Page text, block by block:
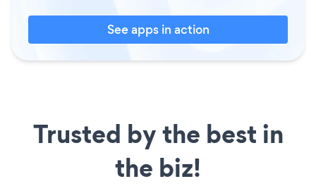
See apps in action
Trusted by the best in
the biz!